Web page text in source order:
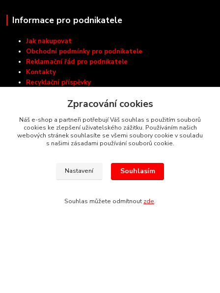
Informace pro podnikatele
Jak nakupovat
Obchodní podmínky pro podnikatele
Reklamační řád pro podnikatele
Kontakty
Recyklační příspěvky
Ceník dopravy
Autorizovaný prodejce nástrojů:
Zpracování cookies
Náš e-shop a partneři potřebují Váš souhlas s použitím souborů
cookies ke zlepšení uživatelského zážitku. Používáním našich
webových stránek souhlasíte se všemi soubory cookie v souladu
s našimi zásadami používání souborů cookie.
Nastavení Souhlasím
Souhlas můžete odmítnout zde.